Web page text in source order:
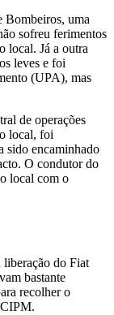
Bombeiros, uma
sofreu ferimentos
local. Já a outra
leves e foi
(UPA), mas
de operações
local, foi
sido encaminhado
O condutor do
local com o
do Fiat
bastante
recolher o